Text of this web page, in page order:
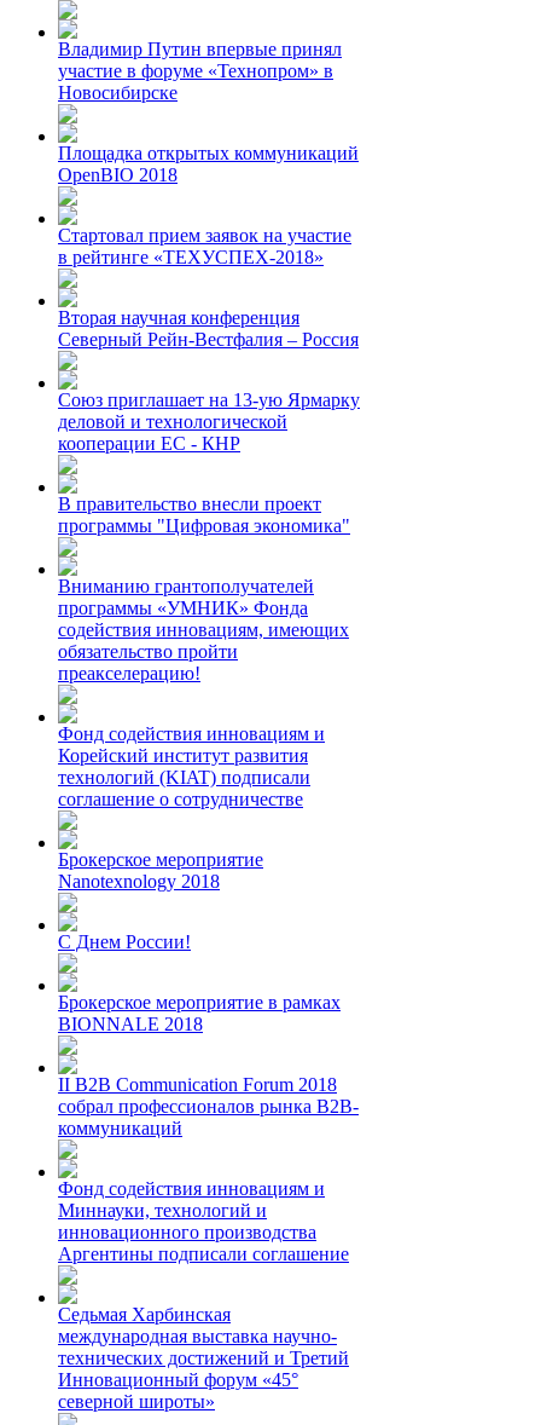
Владимир Путин впервые принял
участие в форуме «Технопром» в
Новосибирске
Площадка открытых коммуникаций
OpenBIO 2018
Стартовал прием заявок на участие
в рейтинге «ТЕХУСПЕХ-2018»
Вторая научная конференция
Северный Рейн-Вестфалия – Россия
Союз приглашает на 13-ую Ярмарку
деловой и технологической
кооперации ЕС - КНР
В правительство внесли проект
программы "Цифровая экономика"
Вниманию грантополучателей
программы «УМНИК» Фонда
содействия инновациям, имеющих
обязательство пройти
преакселерацию!
Фонд содействия инновациям и
Корейский институт развития
технологий (KIAT) подписали
соглашение о сотрудничестве
Брокерское мероприятие
Nanotexnology 2018
С Днем России!
Брокерское мероприятие в рамках
BIONNALE 2018
II B2B Communication Forum 2018
собрал профессионалов рынка B2B-
коммуникаций
Фонд содействия инновациям и
Миннауки, технологий и
инновационного производства
Аргентины подписали соглашение
Седьмая Харбинская
международная выставка научно-
технических достижений и Третий
Инновационный форум «45°
северной широты»